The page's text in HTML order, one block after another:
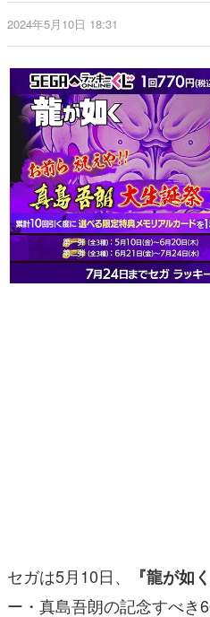
なんでゲームは
ゲーム開発者・
具体的な形から解き明
ゲームが変えた日
「経験値」「裏技」
の起源や用法の変遷
イニーP氏が徹底調査
カテゴリ
特集記事
マンガ
女性向け
2024年5月10日 18:31
セガは5月10日、 『龍が如く
ー・真島吾朗の記念すべき